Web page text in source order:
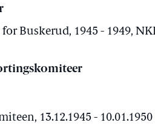
Buskerud, 1945 - 1949,
13.12.1945 - 10.01.1950